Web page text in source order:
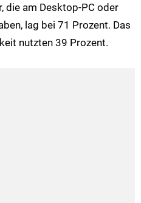
die am Desktop-PC oder
lag bei 71 Prozent. Das
nutzten 39 Prozent.